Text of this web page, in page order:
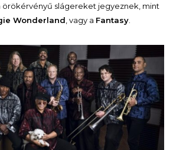
slágereket jegyeznek, mint
Wonderland , vagy a Fantasy